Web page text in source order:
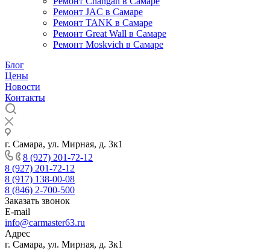
Ремонт JAC в Самаре
Ремонт TANK в Самаре
Ремонт Great Wall в Самаре
Ремонт Moskvich в Самаре
Блог
Цены
Новости
Контакты
г. Самара, ул. Мирная, д. 3к1
8 (927) 201-72-12
8 (927) 201-72-12
8 (917) 138-00-08
8 (846) 2-700-500
Заказать звонок
E-mail
info@carmaster63.ru
Адрес
г. Самара, ул. Мирная, д. 3к1